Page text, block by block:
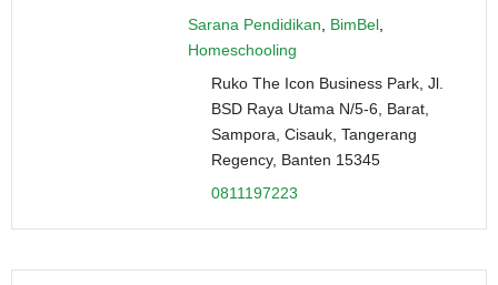
Sarana Pendidikan BimBel,
Homeschooling
Ruko The Icon Business Park, Jl.
BSD Raya Utama N/5-6, Barat,
Sampora, Cisauk, Tangerang
Regency, Banten 15345
0811197223